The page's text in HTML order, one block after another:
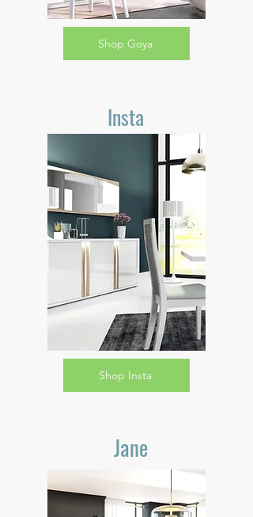
Shop Goya
Insta
Shop Insta
Jane